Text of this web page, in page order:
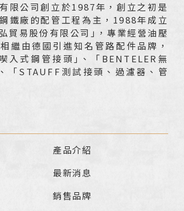
限公司創立於1987年，創立之初是
鐵廠的配管工程為主，1988年成立
貿易股份有限公司｣，專業經營油壓
繼由德國引進知名管路配件品牌，
入式鋼管接頭｣、「BENTELER無
「STAUFF測試接頭、過濾器、管
產品介紹
最新消息
銷售品牌